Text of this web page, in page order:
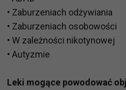
• Zaburzeniach odżywiania
• Zaburzeniach osobowości
• W zależności nikotynowej
• Autyzmie
Leki mogące powodować